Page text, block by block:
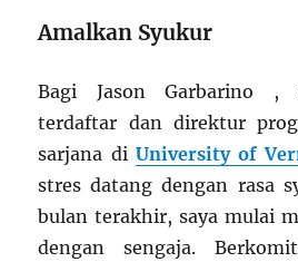
Amalkan Syukur
Bagi Jason Garbarino ,
terdaftar dan direktur
sarjana di University of
stres datang dengan rasa
bulan terakhir, saya mulai
dengan sengaja.